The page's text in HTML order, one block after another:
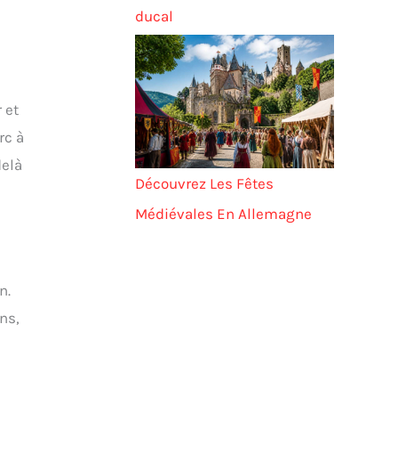
et
à
ducal
Découvrez Les Fêtes
Médiévales En Allemagne